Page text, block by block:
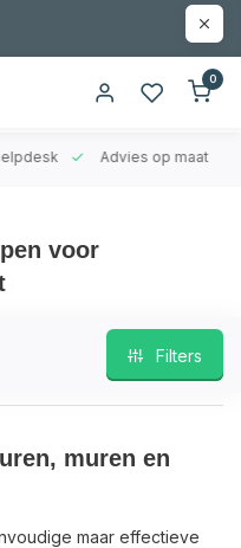
0
Advies op maat
voor
Filters
muren en
maar effectieve